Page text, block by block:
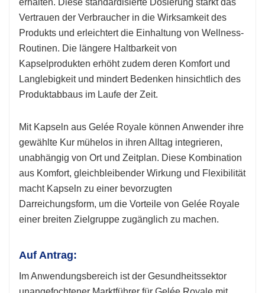
erhalten. Diese standardisierte Dosierung stärkt das
Vertrauen der Verbraucher in die Wirksamkeit des
Produkts und erleichtert die Einhaltung von Wellness-
Routinen. Die längere Haltbarkeit von
Kapselprodukten erhöht zudem deren Komfort und
Langlebigkeit und mindert Bedenken hinsichtlich des
Produktabbaus im Laufe der Zeit.
Mit Kapseln aus Gelée Royale können Anwender ihre
gewählte Kur mühelos in ihren Alltag integrieren,
unabhängig von Ort und Zeitplan. Diese Kombination
aus Komfort, gleichbleibender Wirkung und Flexibilität
macht Kapseln zu einer bevorzugten
Darreichungsform, um die Vorteile von Gelée Royale
einer breiten Zielgruppe zugänglich zu machen.
Auf Antrag:
Im Anwendungsbereich ist der Gesundheitssektor